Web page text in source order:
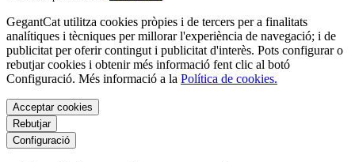
GegantCat utilitza cookies pròpies i de tercers per a finalitats
analítiques i tècniques per millorar l'experiència de navegació; i de
publicitat per oferir contingut i publicitat d'interès. Pots configurar o
rebutjar cookies i obtenir més informació fent clic al botó
Configuració. Més informació a la Política de cookies.
Acceptar cookies
Rebutjar
Configuració